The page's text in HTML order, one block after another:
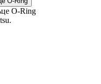
O-Ring